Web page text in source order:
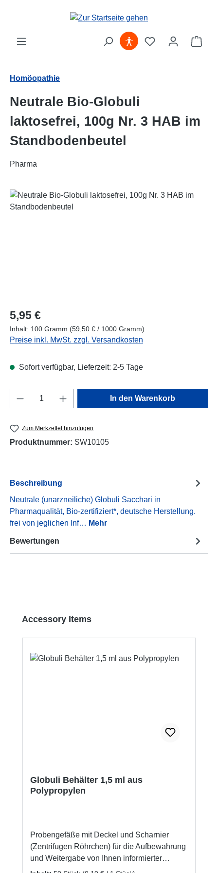
Zum Hauptinhalt springen
Homöopathie
Neutrale Bio-Globuli
laktosefrei, 100g Nr. 3 HAB im
Standbodenbeutel
Pharma
Regulärer Preis:
5,95 €
Inhalt: 100 Gramm (59,50 € / 1000 Gramm)
Preise inkl. MwSt. zzgl. Versandkosten
Sofort verfügbar, Lieferzeit: 2-5 Tage
Produkt Anzahl: Gib den gewünschten
In den Warenkorb
Zum Merkzettel hinzufügen
Produktnummer: SW10105
Beschreibung
Neutrale (unarzneiliche) Globuli Sacchari in
Pharmaqualität, Bio-zertifiziert*, deutsche Herstellung.
frei von jeglichen Inf… Mehr
Bewertungen
Produktgalerie überspringen
Accessory Items
Globuli Behälter 1,5 ml aus
Polypropylen
Probengefäße mit Deckel und Scharnier
(Zentrifugen Röhrchen) für die Aufbewahrung
und Weitergabe von Ihnen informierter
Globuli (ca. 1 g entspr. ca. 120 Kügelchen der